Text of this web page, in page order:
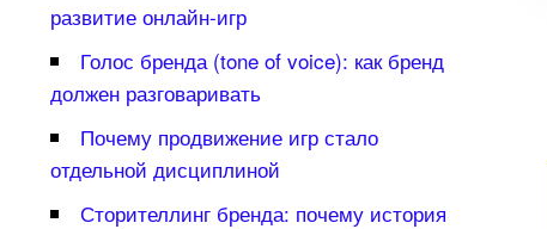
развитие онлайн-игр
Голос бренда (tone of voice): как бренд
должен разговаривать
Почему продвижение игр стало
отдельной дисциплиной
Сторителлинг бренда: почему история